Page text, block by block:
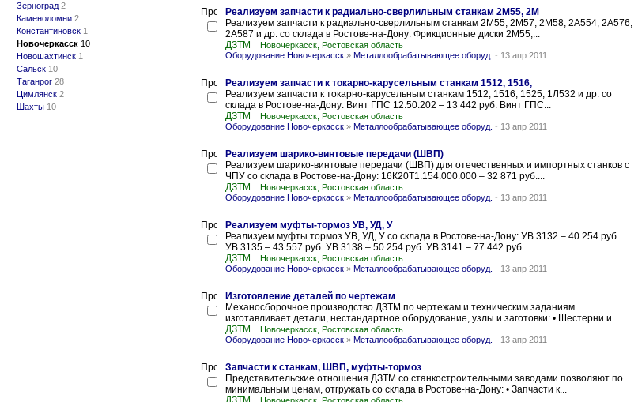
Зерноград 2
Каменоломни 2
Константиновск 1
Новочеркасск 10
Новошахтинск 1
Сальск 10
Таганрог 28
Цимлянск 2
Шахты 10
Реализуем запчасти к радиально-сверлильным станкам 2М55, 2М
Реализуем запчасти к радиально-сверлильным станкам 2М55, 2М57, 2М58, 2А554, 2А576,
2А587 и др. со склада в Ростове-на-Дону: Фрикционные диски 2М55,...
ДЗТМ
Новочеркасск, Ростовская область
Оборудование Новочеркасск » Металлообрабатывающее оборуд. - 13 апр 2011
Реализуем запчасти к токарно-карусельным станкам 1512, 1516,
Реализуем запчасти к токарно-карусельным станкам 1512, 1516, 1525, 1Л532 и др. со
склада в Ростове-на-Дону: Винт ГПС 12.50.202 – 13 442 руб. Винт ГПС...
ДЗТМ
Новочеркасск, Ростовская область
Оборудование Новочеркасск » Металлообрабатывающее оборуд. - 13 апр 2011
Реализуем шарико-винтовые передачи (ШВП)
Реализуем шарико-винтовые передачи (ШВП) для отечественных и импортных станков с
ЧПУ со склада в Ростове-на-Дону: 16К20Т1.154.000.000 – 32 871 руб....
ДЗТМ
Новочеркасск, Ростовская область
Оборудование Новочеркасск » Металлообрабатывающее оборуд. - 13 апр 2011
Реализуем муфты-тормоз УВ, УД, У
Реализуем муфты тормоз УВ, УД, У со склада в Ростове-на-Дону: УВ 3132 – 40 254 руб.
УВ 3135 – 43 557 руб. УВ 3138 – 50 254 руб. УВ 3141 – 77 442 руб....
ДЗТМ
Новочеркасск, Ростовская область
Оборудование Новочеркасск » Металлообрабатывающее оборуд. - 13 апр 2011
Изготовление деталей по чертежам
Механосборочное производство ДЗТМ по чертежам и техническим заданиям
изготавливает детали, нестандартное оборудование, узлы и заготовки: • Шестерни и...
ДЗТМ
Новочеркасск, Ростовская область
Оборудование Новочеркасск » Металлообрабатывающее оборуд. - 13 апр 2011
Запчасти к станкам, ШВП, муфты-тормоз
Представительские отношения ДЗТМ со станкостроительными заводами позволяют по
минимальным ценам, отгружать со склада в Ростове-на-Дону: • Запчасти к...